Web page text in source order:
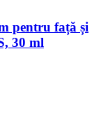
pentru față și
30 ml